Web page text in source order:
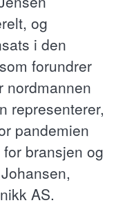
og
i den
forundrer
nordmannen
representerer,
pandemien
bransjen og
AS.